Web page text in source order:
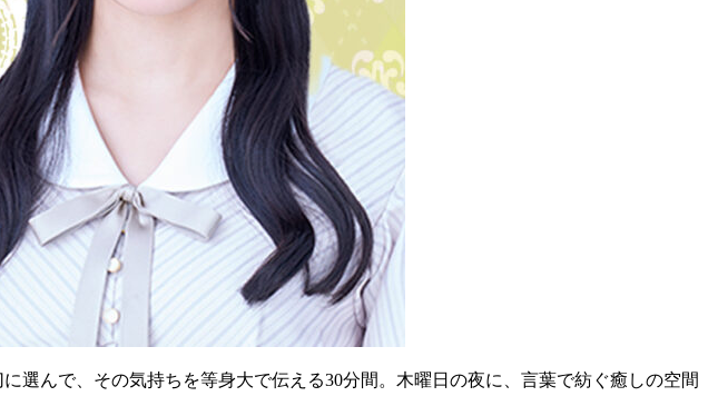
選んで、その気持ちを等身大で伝える30分間。木曜日の夜に、言葉で紡ぐ癒しの空間